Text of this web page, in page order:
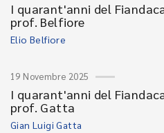
I quarant'anni del
prof. Belfiore
Elio Belfiore
19 Novembre 2025
I quarant'anni del
prof. Gatta
Gian Luigi Gatta